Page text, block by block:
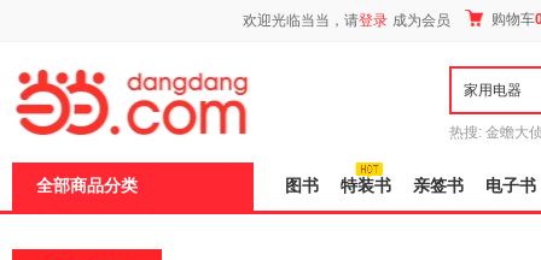
欢迎光临当当，请登录 成为会员 购物车
热搜: 金蟾大
全部商品分类 图书 特装书 亲签书 电子书
页